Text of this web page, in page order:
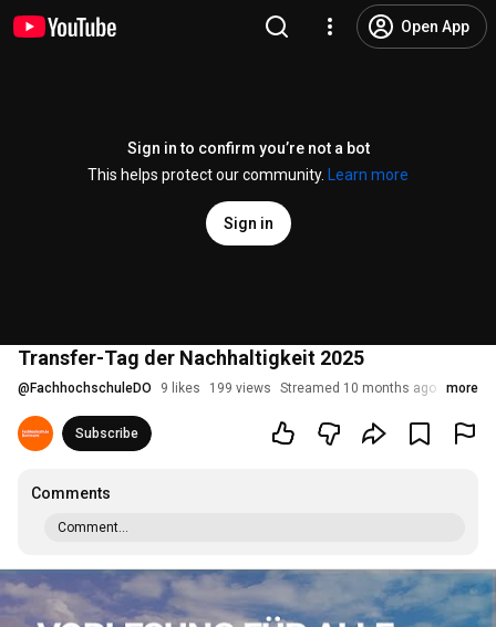
Open App
Sign in to confirm you’re not a bot
This helps protect our community.
Learn more
Sign in
Transfer-Tag der Nachhaltigkeit 2025
@ FachhochschuleDO 9 likes 199 views Streamed 10 months ago more
Subscribe
Comments
Comment...